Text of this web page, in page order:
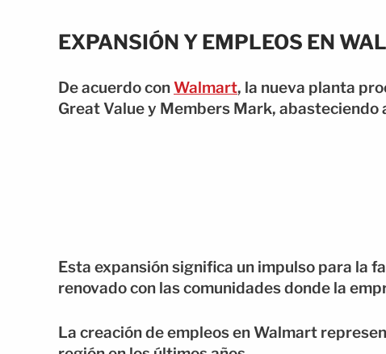
EXPANSIÓN Y EMPLEOS EN
De acuerdo conWalmart, la nueva planta
Great Value y Members Mark, abasteciendo
Esta expansión significa un impulso para la
renovado con las comunidades donde la
La creación de empleos en Walmart